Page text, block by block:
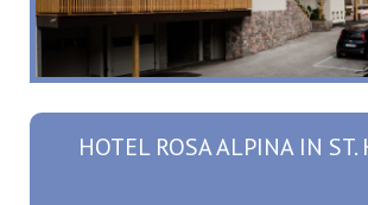
HOTEL ROSA ALPINA IN ST.